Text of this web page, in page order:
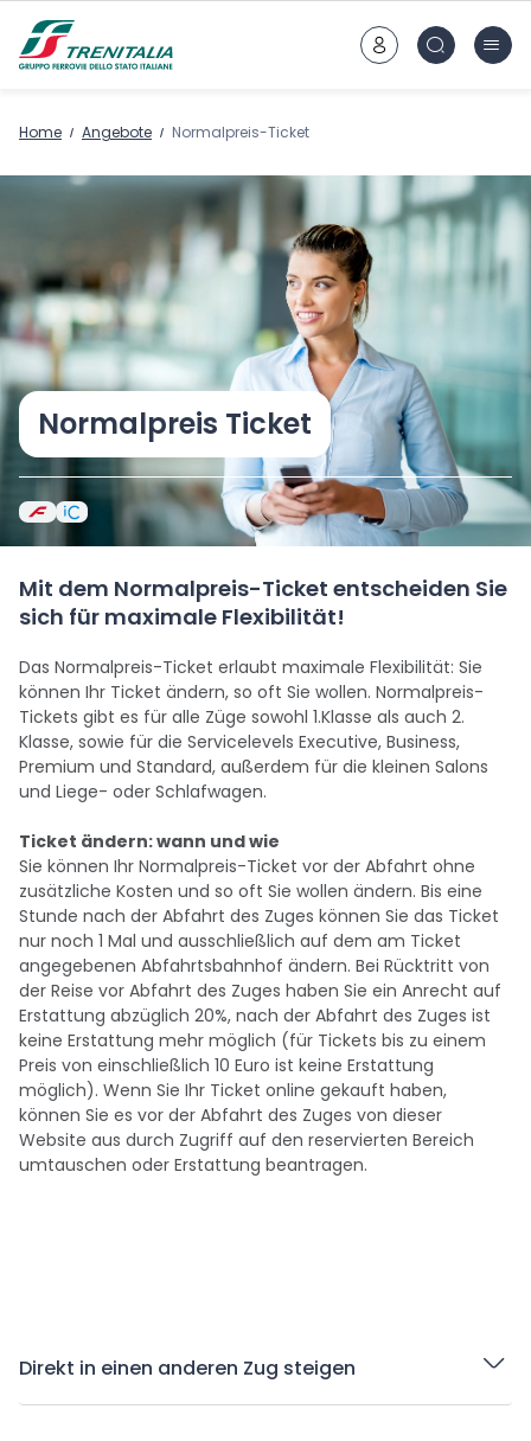
Home Angebote Normalpreis-Ticket
Normalpreis Ticket
Mit dem Normalpreis-Ticket entscheiden Sie
sich für maximale Flexibilität!
Das Normalpreis-Ticket erlaubt maximale Flexibilität: Sie
können Ihr Ticket ändern, so oft Sie wollen. Normalpreis-
Tickets gibt es für alle Züge sowohl 1.Klasse als auch 2.
Klasse, sowie für die Servicelevels Executive, Business,
Premium und Standard, außerdem für die kleinen Salons
und Liege- oder Schlafwagen.
Ticket ändern: wann und wie
Sie können Ihr Normalpreis-Ticket vor der Abfahrt ohne
zusätzliche Kosten und so oft Sie wollen ändern. Bis eine
Stunde nach der Abfahrt des Zuges können Sie das Ticket
nur noch 1 Mal und ausschließlich auf dem am Ticket
angegebenen Abfahrtsbahnhof ändern. Bei Rücktritt von
der Reise vor Abfahrt des Zuges haben Sie ein Anrecht auf
Erstattung abzüglich 20%, nach der Abfahrt des Zuges ist
keine Erstattung mehr möglich (für Tickets bis zu einem
Preis von einschließlich 10 Euro ist keine Erstattung
möglich). Wenn Sie Ihr Ticket online gekauft haben,
können Sie es vor der Abfahrt des Zuges von dieser
Website aus durch Zugriff auf den reservierten Bereich
umtauschen oder Erstattung beantragen.
Direkt in einen anderen Zug steigen